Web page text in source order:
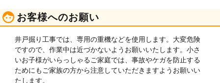
お客様へのお願い
井戸掘り工事では、専用の重機などを使用します。大変危険
ですので、作業中は近づかないようお願いいたします。小さ
いお子様がいらっしゃるご家庭では、事故やケガを防止する
ためにもご家族の方から注意していただきますようお願いい
たします。